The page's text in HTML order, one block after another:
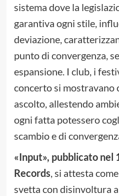
sistema dove la
garantiva ogni stile,
deviazione,
punto di convergenza,
espansione. I club, i
concerto si mostravano
ascolto, allestendo
ogni fatta potessero
scambio e di
«Input», pubblicato nel
Records , si attesta
svetta con disinvoltura